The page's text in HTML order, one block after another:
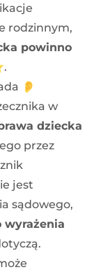
rodzinnym,
powinno
👂
w
dziecka
przez
jest
sądowego,
wyrażenia